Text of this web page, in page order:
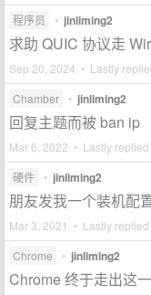
程序员 • jinliming2
求助 QUIC 协议走
Sep 20, 2024 • Lastly
Chamber • jinliming2
回复主题而被 ban ip
Mar 6, 2022 • Lastly
硬件 • jinliming2
朋友发我一个装机配
Mar 3, 2021 • Lastly
Chrome • jinliming2
Chrome 终于走出这